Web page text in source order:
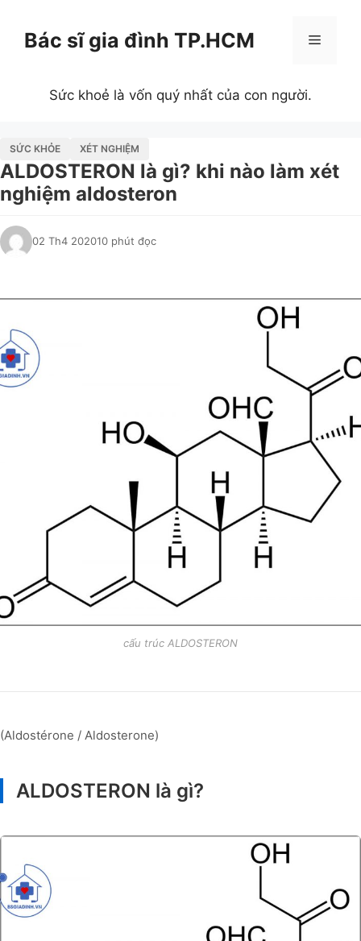
Bác sĩ gia đình TP.HCM Menu
Sức khoẻ là vốn quý nhất của con người.
SỨC KHỎE XÉT NGHIỆM
ALDOSTERON là gì? khi nào làm xét
nghiệm aldosteron
02 Th4 202010 phút đọc
cấu trúc ALDOSTERON
(Aldostérone / Aldosterone)
ALDOSTERON là gì?